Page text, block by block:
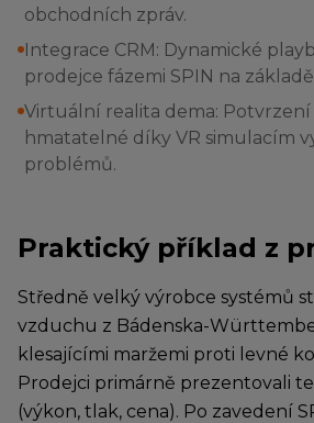
obchodních zpráv.
Integrace CRM: Dynamické
prodejce fázemi SPIN na
Virtuální realita dema:
hmatatelné díky VR simulacím
problémů.
Praktický příklad z
Středně velký výrobce systémů
vzduchu z Bádenska-
klesajícími maržemi proti levné
Prodejci primárně prezentovali
(výkon, tlak, cena). Po zavedení